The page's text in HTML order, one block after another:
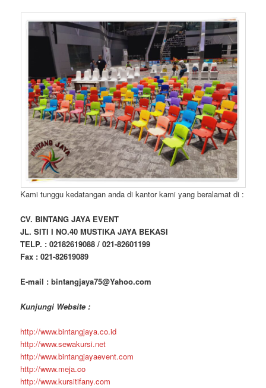
Kami tunggu kedatangan anda di kantor kami yang beralamat di :
CV. BINTANG JAYA EVENT
JL. SITI I NO.40 MUSTIKA JAYA BEKASI
TELP. : 02182619088 / 021-82601199
Fax : 021-82619089
E-mail : bintangjaya75@Yahoo.com
Kunjungi Website :
http://www.bintangjaya.co.id
http://www.sewakursi.net
http://www.bintangjayaevent.com
http://www.meja.co
http://www.kursitifany.com